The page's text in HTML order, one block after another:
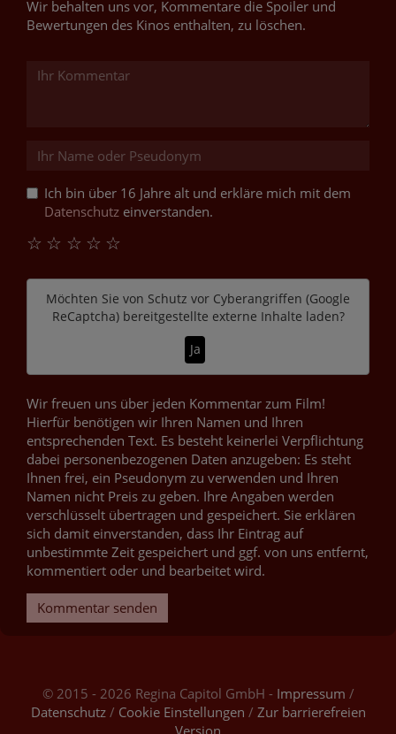
Wir behalten uns vor, Kommentare die Spoiler und
Bewertungen des Kinos enthalten, zu löschen.
Ich bin über 16 Jahre alt und erkläre mich mit dem
Datenschutz einverstanden.
☆
☆
☆
☆
☆
Möchten Sie von Schutz vor Cyberangriffen (Google
ReCaptcha)bereitgestellte externe Inhalte laden?
Ja
Wir freuen uns über jeden Kommentar zum Film!
Hierfür benötigen wir Ihren Namen und Ihren
entsprechenden Text. Es besteht keinerlei Verpflichtung
dabei personenbezogenen Daten anzugeben: Es steht
Ihnen frei, ein Pseudonym zu verwenden und Ihren
Namen nicht Preis zu geben. Ihre Angaben werden
verschlüsselt übertragen und gespeichert. Sie erklären
sich damit einverstanden, dass Ihr Eintrag auf
unbestimmte Zeit gespeichert und ggf. von uns entfernt,
kommentiert oder und bearbeitet wird.
Kommentar senden
© 2015 - 2026 Regina Capitol GmbH - Impressum /
Datenschutz/ Cookie Einstellungen / Zur barrierefreien
Version